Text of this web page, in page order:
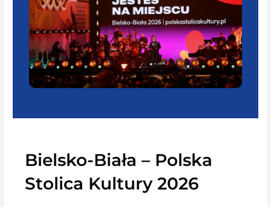
Bielsko-Biała – Polska
Stolica Kultury 2026